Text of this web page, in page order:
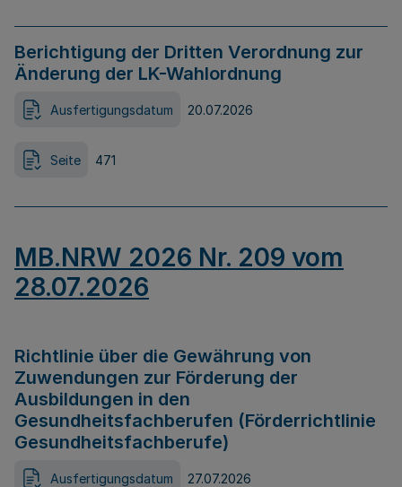
Berichtigung der Dritten Verordnung zur
Änderung der LK-Wahlordnung
Ausfertigungsdatum 20.07.2026
Seite 471
MB.NRW 2026 Nr. 209 vom
28.07.2026
Richtlinie über die Gewährung von
Zuwendungen zur Förderung der
Ausbildungen in den
Gesundheitsfachberufen (Förderrichtlinie
Gesundheitsfachberufe)
Ausfertigungsdatum 27.07.2026